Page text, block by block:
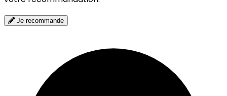
Je recommande